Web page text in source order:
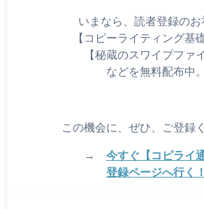
いまなら、読者登録のお
【コピーライティング基
【秘蔵のスワイプファ
などを無料配布中。
この機会に、ぜひ、ご登録
→ 今すぐ【コピライ通
登録ページへ行く！